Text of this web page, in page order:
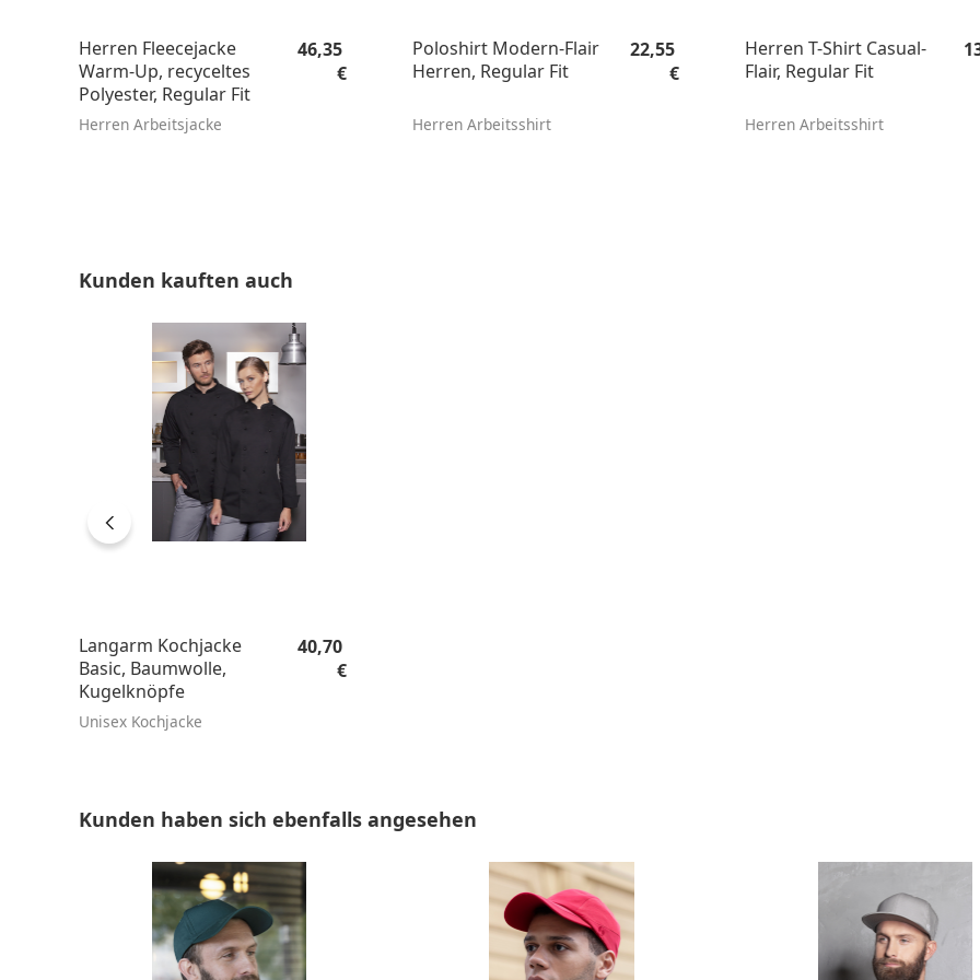
Herren Fleecejacke
Warm-Up, recyceltes
Polyester, Regular Fit
Herren Arbeitsjacke
Regulärer Preis:
46,35
€
Poloshirt Modern-Flair
Herren, Regular Fit
Herren Arbeitsshirt
Regulärer Preis:
22,55
€
Herren T-Shirt Casual-
Flair, Regular Fit
Herren Arbeitsshirt
Produktgalerie überspringen
Kunden kauften auch
Langarm Kochjacke
Basic, Baumwolle,
Kugelknöpfe
Unisex Kochjacke
Regulärer Preis:
40,70
€
Produktgalerie überspringen
Kunden haben sich ebenfalls angesehen